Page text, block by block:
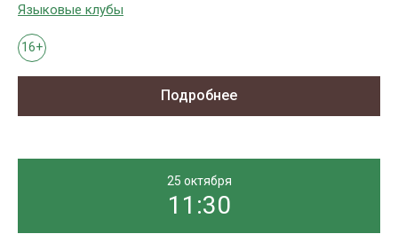
Языковые клубы
16+
Подробнее
25 октября
11:30